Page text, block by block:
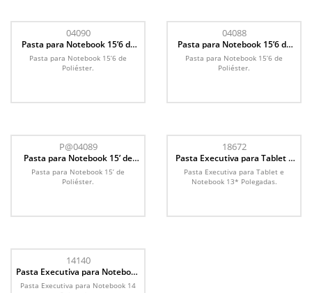
04090
Pasta para Notebook 15’6 de
Poliéster
Pasta para Notebook 15’6 de
Poliéster.
04088
Pasta para Notebook 15’6 de
Poliéster
Pasta para Notebook 15’6 de
Poliéster.
P@04089
Pasta para Notebook 15’ de
Poliéster
Pasta para Notebook 15’ de
Poliéster.
18672
Pasta Executiva para Tablet e
Notebook 13* Polegadas
Pasta Executiva para Tablet e
Notebook 13* Polegadas.
14140
Pasta Executiva para Notebook
14 Polegadas
Pasta Executiva para Notebook 14